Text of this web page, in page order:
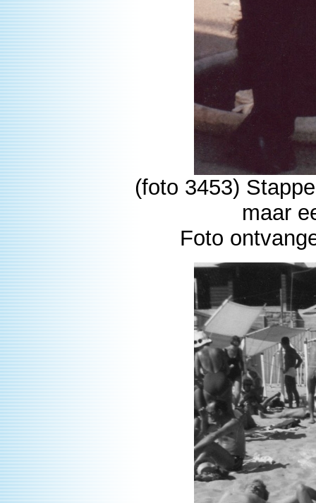
(foto 3453)
maar
Foto